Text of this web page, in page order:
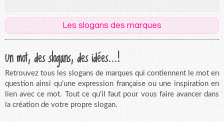
Les slogans des marques
Un mot, des slogans, des idées...!
Retrouvez tous les slogans de marques qui contiennent le mot en
question ainsi qu'une expression française ou une inspiration en
lien avec ce mot. Tout ce qu'il faut pour vous faire avancer dans
la création de votre propre slogan.